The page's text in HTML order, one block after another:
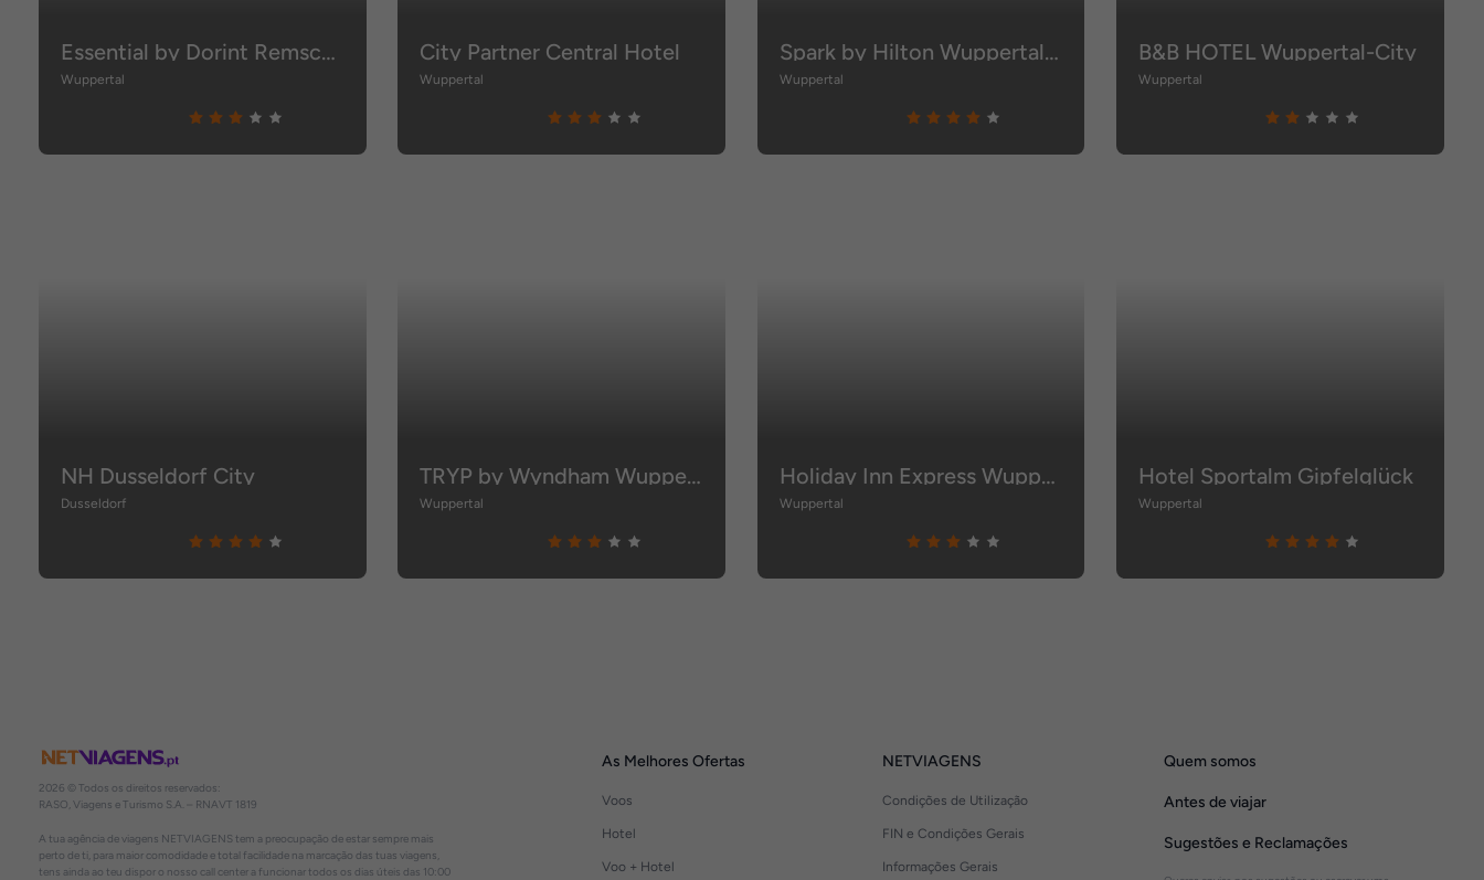
Essential by Dorint Remscheid
Wuppertal
City Partner Central Hotel
Wuppertal
Spark by Hilton Wuppertal City Centre
Wuppertal
B&B HOTEL Wuppertal-City
Wuppertal
NH Dusseldorf City
Dusseldorf
TRYP by Wyndham Wuppertal
Wuppertal
Holiday Inn Express Wuppertal - Hauptbahnhof
Wuppertal
Hotel Sportalm Gipfelglück
Wuppertal
2026 © Todos os direitos reservados:
RASO, Viagens e Turismo S.A. – RNAVT 1819
A tua agência de viagens NETVIAGENS tem a preocupação de estar sempre mais
perto de ti, para maior comodidade e total facilidade na marcação das tuas viagens,
tens ainda ao teu dispor o nosso call center a funcionar todos os dias úteis das 10:00
As Melhores Ofertas
Voos
Hotel
Voo + Hotel
NETVIAGENS
Condições de Utilização
FIN e Condições Gerais
Informações Gerais
Quem somos
Antes de viajar
Sugestões e Reclamações